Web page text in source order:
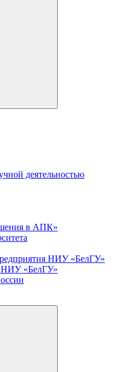
деятельностью
в АПК»
НИУ «БелГУ»
НИУ «БелГУ»